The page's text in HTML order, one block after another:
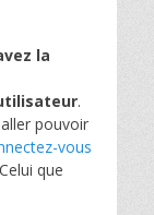
la
.
pouvoir
vous
que